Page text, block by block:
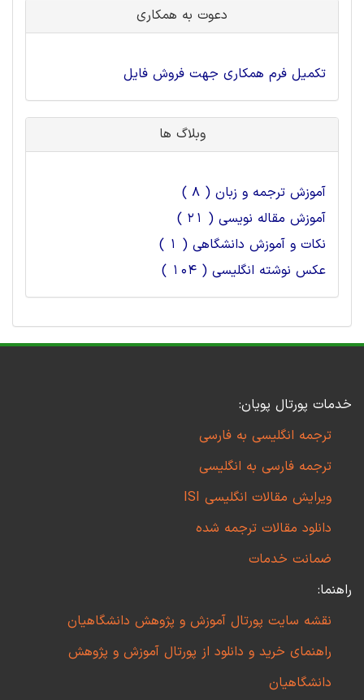
دعوت به همکاری
تکمیل فرم همکاری جهت فروش فایل
وبلاگ ها
آموزش ترجمه و زبان ( 8 )
آموزش مقاله نویسی ( 21 )
نکات و آموزش دانشگاهی ( 1 )
عکس نوشته انگلیسی ( 104 )
خدمات پورتال پویان:
ترجمه انگلیسی به فارسی
ترجمه فارسی به انگلیسی
ویرایش مقالات انگلیسی ISI
دانلود مقالات ترجمه شده
ضمانت خدمات
راهنما:
نقشه سایت پورتال آموزش و پژوهش دانشگاهیان
راهنمای خرید و دانلود از پورتال آموزش و پژوهش
دانشگاهیان